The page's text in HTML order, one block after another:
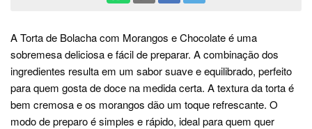
A Torta de Bolacha com Morangos e Chocolate é uma
sobremesa deliciosa e fácil de preparar. A combinação dos
ingredientes resulta em um sabor suave e equilibrado, perfeito
para quem gosta de doce na medida certa. A textura da torta é
bem cremosa e os morangos dão um toque refrescante. O
modo de preparo é simples e rápido, ideal para quem quer